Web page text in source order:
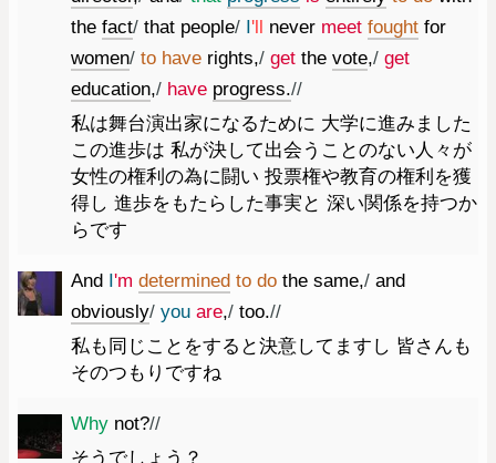
the fact/ that people/ I'll never meet fought for
women/ to have rights,/ get the vote,/ get
education,/ have progress.//
私は舞台演出家になるために 大学に進みました
この進歩は 私が決して出会うことのない人々が
女性の権利の為に闘い 投票権や教育の権利を獲
得し 進歩をもたらした事実と 深い関係を持つか
らです
And I'm determined to do the same,/ and
obviously/ you are,/ too.//
私も同じことをすると決意してますし 皆さんも
そのつもりですね
Why not?//
そうでしょう？